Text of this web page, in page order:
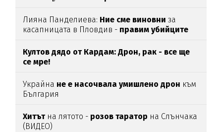
Лияна Панделиева: Ние сме виновниза
касапницата в Пловдив - правим убийците
Култов дядо от Кардам: Дрон, рак - все ще
се мре!
Украйна не е насочвала умишлено дрон към
България
Хитътна лятото - розов таратор на Слънчака
(ВИДЕО)